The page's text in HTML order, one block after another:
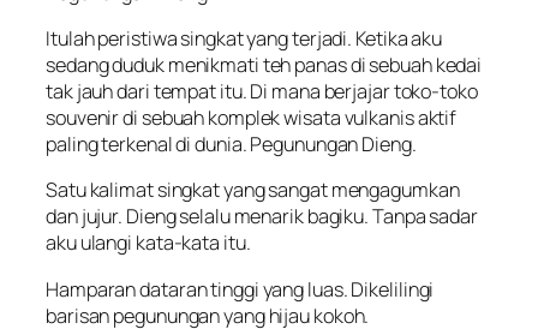
Itulah peristiwa singkat yang terjadi. Ketika aku
sedang duduk menikmati teh panas di sebuah kedai
tak jauh dari tempat itu. Di mana berjajar toko-toko
souvenir di sebuah komplek wisata vulkanis aktif
paling terkenal di dunia. Pegunungan Dieng.
Satu kalimat singkat yang sangat mengagumkan
dan jujur. Dieng selalu menarik bagiku. Tanpa sadar
aku ulangi kata-kata itu.
Hamparan dataran tinggi yang luas. Dikelilingi
barisan pegunungan yang hijau kokoh.